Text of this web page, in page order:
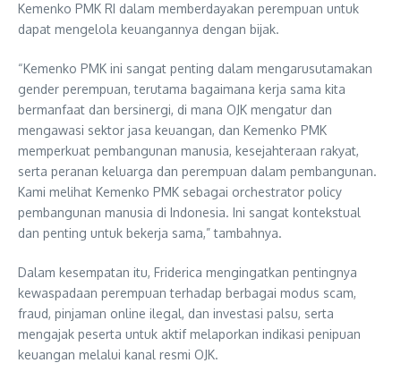
Kemenko PMK RI dalam memberdayakan perempuan untuk
dapat mengelola keuangannya dengan bijak.
“Kemenko PMK ini sangat penting dalam mengarusutamakan
gender perempuan, terutama bagaimana kerja sama kita
bermanfaat dan bersinergi, di mana OJK mengatur dan
mengawasi sektor jasa keuangan, dan Kemenko PMK
memperkuat pembangunan manusia, kesejahteraan rakyat,
serta peranan keluarga dan perempuan dalam pembangunan.
Kami melihat Kemenko PMK sebagai orchestrator policy
pembangunan manusia di Indonesia. Ini sangat kontekstual
dan penting untuk bekerja sama,” tambahnya.
Dalam kesempatan itu, Friderica mengingatkan pentingnya
kewaspadaan perempuan terhadap berbagai modus scam,
fraud, pinjaman online ilegal, dan investasi palsu, serta
mengajak peserta untuk aktif melaporkan indikasi penipuan
keuangan melalui kanal resmi OJK.